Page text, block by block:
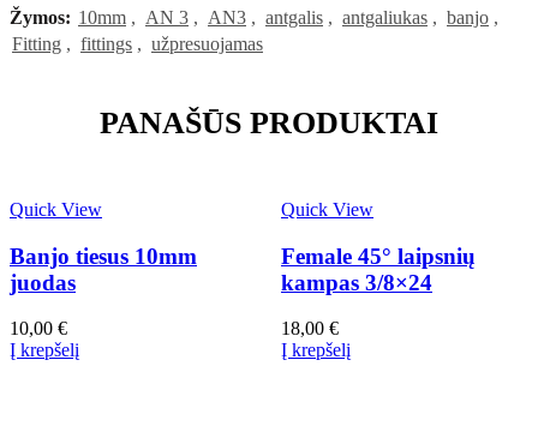
Žymos: 10mm , AN 3 , AN3 , antgalis , antgaliukas , banjo ,
Fitting , fittings , užpresuojamas
PANAŠŪS PRODUKTAI
Quick View
Banjo tiesus 10mm
juodas
10,00 €
Į krepšelį
Quick View
Female 45° laipsnių
kampas 3/8×24
18,00 €
Į krepšelį